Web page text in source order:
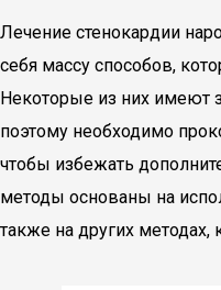
Лечение стенокардии
себя массу способов,
Некоторые из них имеют
поэтому необходимо
чтобы избежать
методы основаны на
также на других методах,